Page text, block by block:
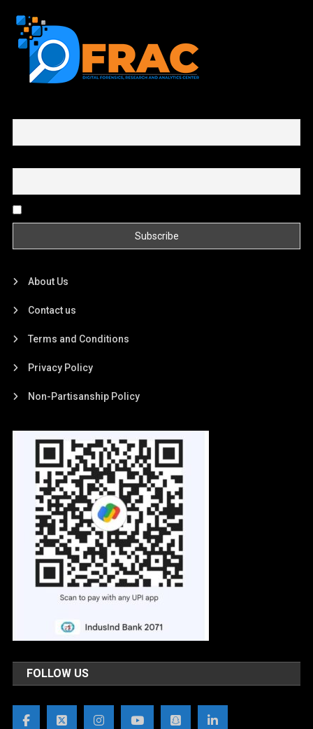
About Us
Contact us
Terms and Conditions
Privacy Policy
Non-Partisanship Policy
FOLLOW US